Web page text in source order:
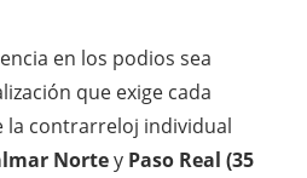
en los podios sea
que exige cada
la contrarreloj individual
Nortey Paso Real (35